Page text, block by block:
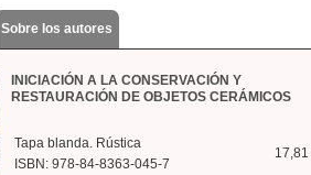
Sobre los autores
INICIACIÓN A LA CONSERVACIÓN Y
RESTAURACIÓN DE OBJETOS CERÁMICOS
Tapa blanda. Rústica
ISBN: 978-84-8363-045-7